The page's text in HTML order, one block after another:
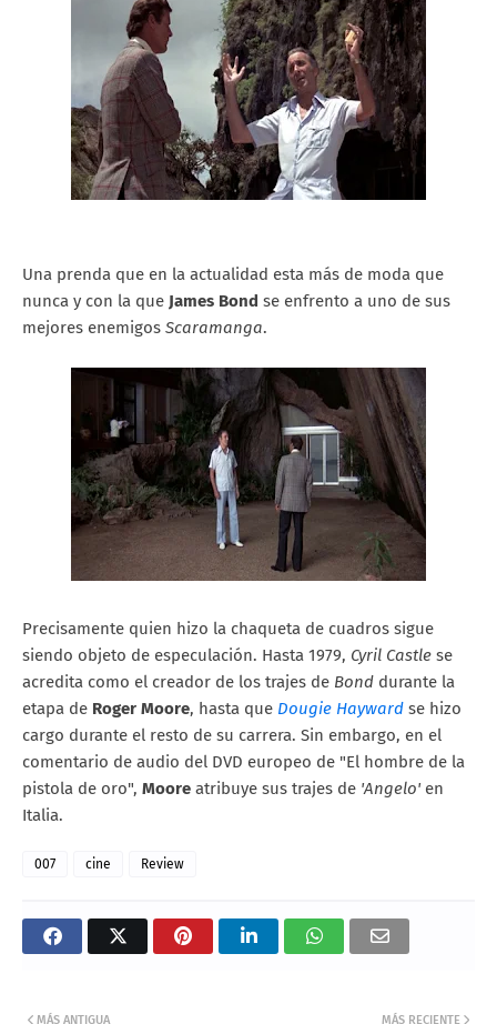
Una prenda que en la actualidad esta más de moda que
nunca y con la que James Bond se enfrento a uno de sus
mejores enemigos Scaramanga.
Precisamente quien hizo la chaqueta de cuadros sigue
siendo objeto de especulación. Hasta 1979, Cyril Castle se
acredita como el creador de los trajes de Bond durante la
etapa de Roger Moore, hasta que Dougie Hayward se hizo
cargo durante el resto de su carrera. Sin embargo, en el
comentario de audio del DVD europeo de "El hombre de la
pistola de oro", Moore atribuye sus trajes de 'Angelo'en
Italia.
007 cine Review
MÁS RECIENTE
MÁS ANTIGUA